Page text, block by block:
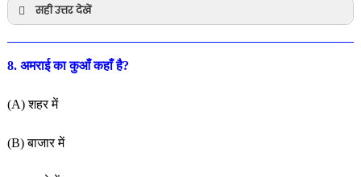
सही उत्तर देखें
8. अमराई का कुआँ कहाँ है?
(A) शहर में
(B) बाजार में